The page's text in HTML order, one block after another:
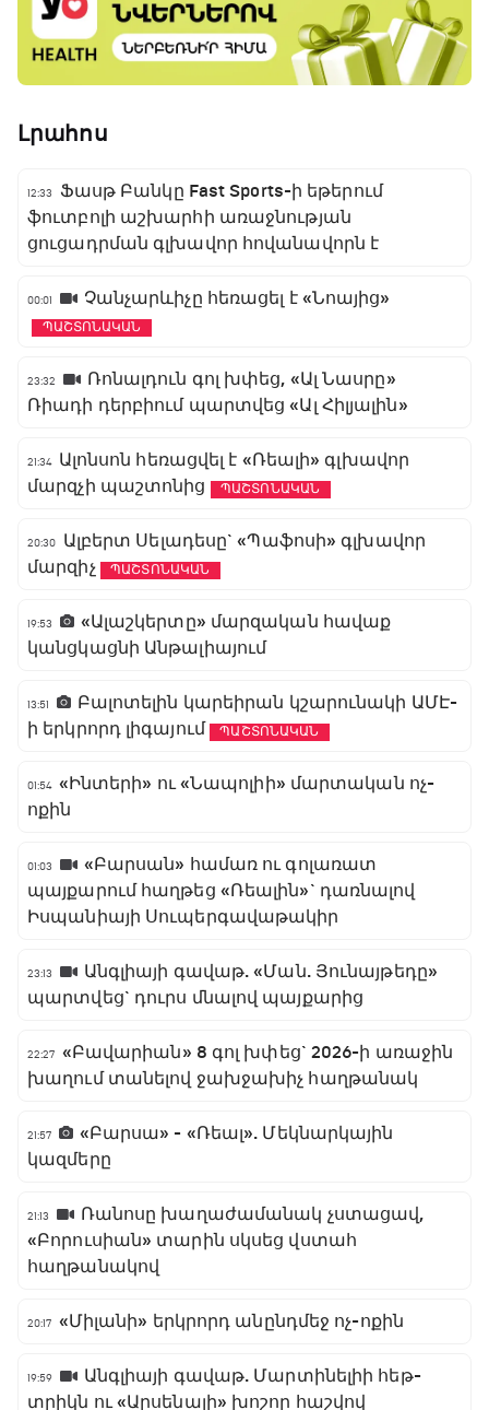
Լրահոս
12:33
Ֆասթ Բանկը Fast Sports-ի եթերում
ֆուտբոլի աշխարհի առաջնության
ցուցադրման գլխավոր հովանավորն է
00:01 Չանչարևիչը հեռացել է «Նոայից»
ՊԱՇՏՈՆԱԿԱՆ
23:32
Ռոնալդուն գոլ խփեց, «Ալ Նասրը»
Ռիադի դերբիում պարտվեց «Ալ Հիլյալին»
21:34 Ալոնսոն հեռացվել է «Ռեալի» գլխավոր
մարզչի պաշտոնից
ՊԱՇՏՈՆԱԿԱՆ
20:30
Ալբերտ Սելադեսը` «Պաֆոսի» գլխավոր
մարզիչ
ՊԱՇՏՈՆԱԿԱՆ
19:53
«Ալաշկերտը» մարզական հավաք
կանցկացնի Անթալիայում
13:51
Բալոտելին կարեիրան կշարունակի ԱՄԷ-
ի երկրորդ լիգայում
ՊԱՇՏՈՆԱԿԱՆ
01:54 «Ինտերի» ու «Նապոլիի» մարտական ոչ-
ոքին
01:03
«Բարսան» համառ ու գոլառատ
պայքարում հաղթեց «Ռեալին»` դառնալով
Իսպանիայի Սուպերգավաթակիր
23:13
Անգլիայի գավաթ. «Ման. Յունայթեդը»
պարտվեց` դուրս մնալով պայքարից
22:27 «Բավարիան» 8 գոլ խփեց` 2026-ի առաջին
խաղում տանելով ջախջախիչ հաղթանակ
21:57
«Բարսա» - «Ռեալ». Մեկնարկային
կազմերը
21:13
Ռանոսը խաղաժամանակ չստացավ,
«Բորուսիան» տարին սկսեց վստահ
հաղթանակով
20:17 «Միլանի» երկրորդ անընդմեջ ոչ-ոքին
19:59
Անգլիայի գավաթ. Մարտինելիի հեթ-
տրիկն ու «Արսենալի» խոշոր հաշվով